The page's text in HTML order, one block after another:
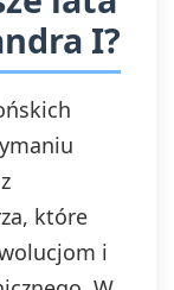
I?
które
i